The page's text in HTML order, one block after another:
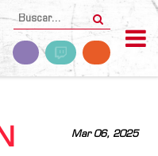
Mar 06, 2025